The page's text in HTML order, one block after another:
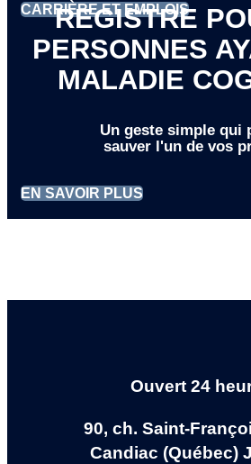
CARRIÈRE ET EMPLOIS
REGISTRE
PERSONNES
MALADIE
Un geste simple qui
sauver l'un de vos
EN SAVOIR PLUS
Ouvert 24
90, ch. Saint-
Candiac (Québec)